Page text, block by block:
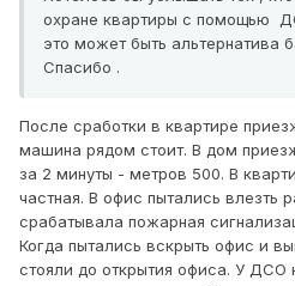
охране квартиры с помощью
это может быть альтернатива
Спасибо .
После сработки в квартире
машина рядом стоит. В дом
за 2 минуты - метров 500. В
частная. В офис пытались влезть
срабатывала пожарная
Когда пытались вскрыть офис и
стояли до открытия офиса. У